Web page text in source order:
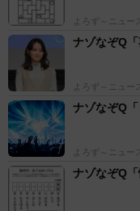
よろず～ニュー
ナゾなぞQ「
よろず～ニュー
ナゾなぞQ「
よろず～ニュー
ナゾなぞQ「